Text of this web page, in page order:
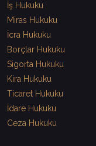
İş Hukuku
Miras Hukuku
İcra Hukuku
Borçlar Hukuku
Sigorta Hukuku
Kira Hukuku
Ticaret Hukuku
İdare Hukuku
Ceza Hukuku